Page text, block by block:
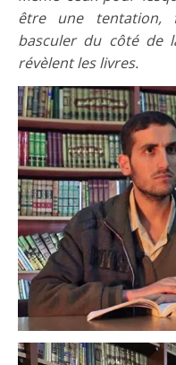
être une tentation,
basculer du côté de
révèlent les livres.